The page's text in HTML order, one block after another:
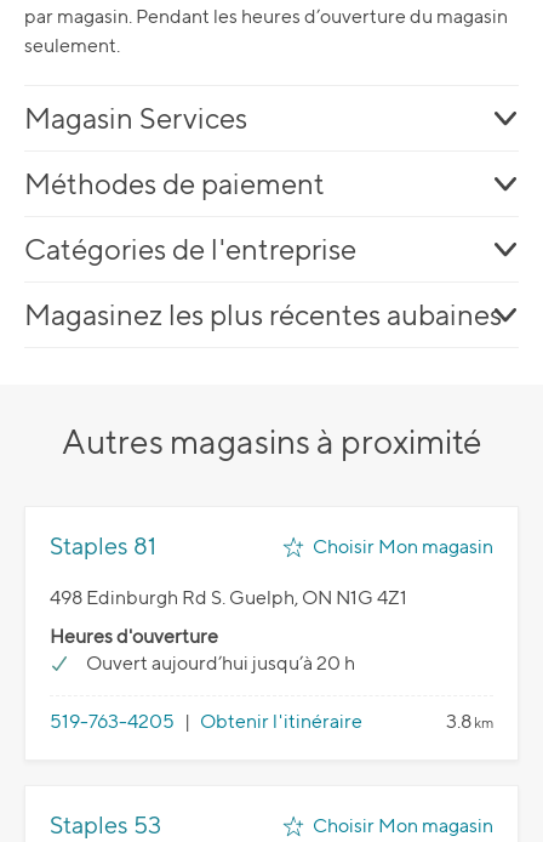
par magasin. Pendant les heures d’ouverture du magasin
seulement.
Magasin Services
Méthodes de paiement
Catégories de l'entreprise
Magasinez les plus récentes aubaines
Autres magasins à proximité
Staples 81 Choisir Mon magasin
498 Edinburgh Rd S. Guelph, ON N1G 4Z1
Heures d'ouverture
Ouvert aujourd’hui jusqu’à 20 h
519-763-4205 | Obtenir l'itinéraire 3.8 km
Staples 53 Choisir Mon magasin